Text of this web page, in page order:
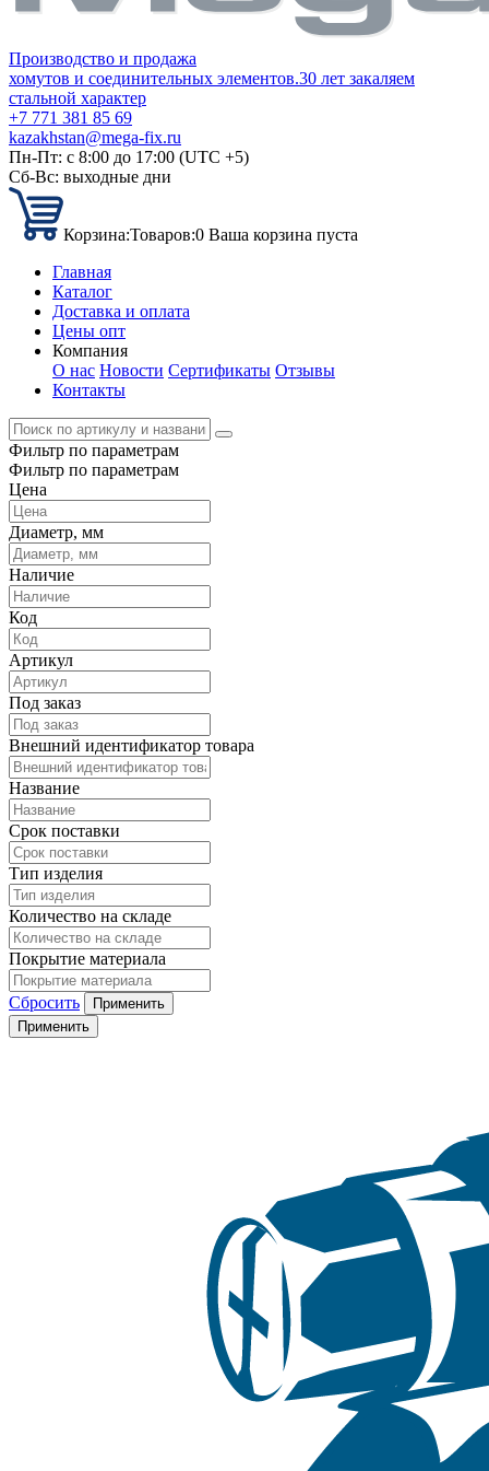
Производство и продажа
хомутов и соединительных элементов.30 лет закаляем
стальной характер
+7 771 381 85 69
kazakhstan@mega-fix.ru
Пн-Пт: с 8:00 до 17:00 (UTC +5)
Сб-Вс: выходные дни
Корзина:Товаров:0 Ваша корзина пуста
Главная
Каталог
Доставка и оплата
Цены опт
Компания
О нас Новости Сертификаты Отзывы
Контакты
Фильтр по параметрам
Фильтр по параметрам
Цена
Диаметр, мм
Наличие
Код
Артикул
Под заказ
Внешний идентификатор товара
Название
Срок поставки
Тип изделия
Количество на складе
Покрытие материала
Сбросить